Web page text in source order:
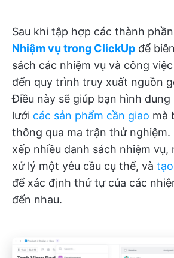
Sau khi tập hợp các thành
Nhiệm vụ trong ClickUp để
sách các nhiệm vụ và công
đến quy trình truy xuất nguồn
Điều này sẽ giúp bạn hình
lưới các sản phẩm cần giao mà
thông qua ma trận thử nghiệm.
xếp nhiều danh sách nhiệm vụ,
xử lý một yêu cầu cụ thể, và
để xác định thứ tự của các
đến nhau.